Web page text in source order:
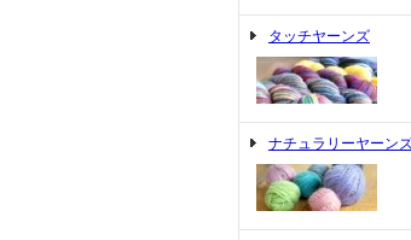
タッチヤーンズ
ナチュラリーヤーン